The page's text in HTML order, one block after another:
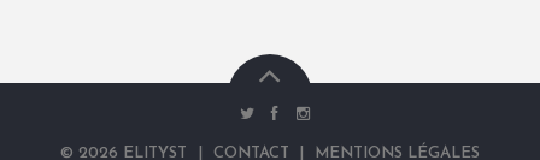
t
© 2026 ELITYST CONTACT MENTIONS LÉGALES